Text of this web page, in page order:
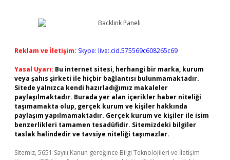
Reklam ve İletişim: Skype: live:.cid.575569c608265c69
Yasal Uyarı: Bu internet sitesi, herhangi bir marka, kurum
veya şahıs şirketi ile hiçbir bağlantısı bulunmamaktadır.
Sitede yalnızca kendi hazırladığımız makaleler
paylaşılmaktadır. Burada yer alan içerikler haber niteliği
taşımamakta olup, gerçek kurum ve kişiler hakkında
paylaşım yapılmamaktadır. Gerçek kurum ve kişiler ile isim
benzerlikleri tamamen tesadüfidir. Sitemizdeki bilgiler
taslak halindedir ve tavsiye niteliği taşımazlar.
Sitemiz, 5651 Sayılı Kanun gereğince Bilgi Teknolojileri ve İletişim